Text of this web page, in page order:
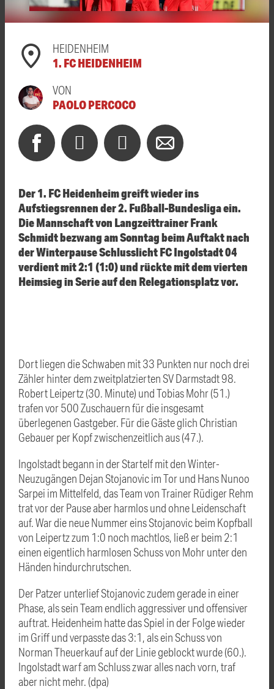
HEIDENHEIM
1. FC HEIDENHEIM
VON
PAOLO PERCOCO
Der 1. FC Heidenheim greift wieder ins
Aufstiegsrennen der 2. Fußball-Bundesliga ein.
Die Mannschaft von Langzeittrainer Frank
Schmidt bezwang am Sonntag beim Auftakt nach
der Winterpause Schlusslicht FC Ingolstadt 04
verdient mit 2:1 (1:0) und rückte mit dem vierten
Heimsieg in Serie auf den Relegationsplatz vor.
Dort liegen die Schwaben mit 33 Punkten nur noch drei
Zähler hinter dem zweitplatzierten SV Darmstadt 98.
Robert Leipertz (30. Minute) und Tobias Mohr (51.)
trafen vor 500 Zuschauern für die insgesamt
überlegenen Gastgeber. Für die Gäste glich Christian
Gebauer per Kopf zwischenzeitlich aus (47.).
Ingolstadt begann in der Startelf mit den Winter-
Neuzugängen Dejan Stojanovic im Tor und Hans Nunoo
Sarpei im Mittelfeld, das Team von Trainer Rüdiger Rehm
trat vor der Pause aber harmlos und ohne Leidenschaft
auf. War die neue Nummer eins Stojanovic beim Kopfball
von Leipertz zum 1:0 noch machtlos, ließ er beim 2:1
einen eigentlich harmlosen Schuss von Mohr unter den
Händen hindurchrutschen.
Der Patzer unterlief Stojanovic zudem gerade in einer
Phase, als sein Team endlich aggressiver und offensiver
auftrat. Heidenheim hatte das Spiel in der Folge wieder
im Griff und verpasste das 3:1, als ein Schuss von
Norman Theuerkauf auf der Linie geblockt wurde (60.).
Ingolstadt warf am Schluss zwar alles nach vorn, traf
aber nicht mehr. (dpa)